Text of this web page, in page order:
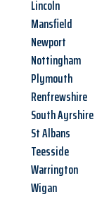
Lincoln
Mansfield
Newport
Nottingham
Plymouth
Renfrewshire
South Ayrshire
St Albans
Teesside
Warrington
Wigan